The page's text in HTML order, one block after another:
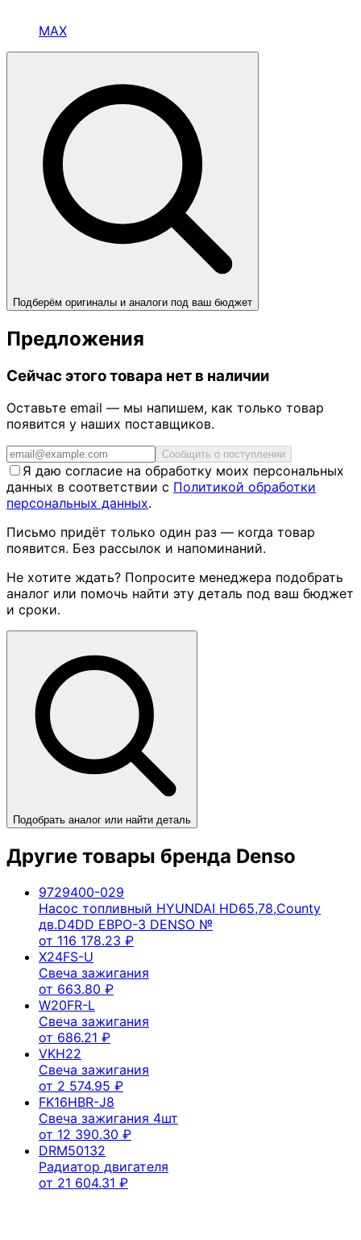
MAX
Подберём оригиналы и аналоги под ваш бюджет
Предложения
Сейчас этого товара нет в наличии
Оставьте email — мы напишем, как только товар
появится у наших поставщиков.
Сообщить о поступлении
Я даю согласие на обработку моих персональных
данных в соответствии с Политикой обработки
персональных данных.
Письмо придёт только один раз — когда товар
появится. Без рассылок и напоминаний.
Не хотите ждать? Попросите менеджера подобрать
аналог или помочь найти эту деталь под ваш бюджет
и сроки.
Подобрать аналог или найти деталь
Другие товары бренда Denso
9729400-029
Насос топливный HYUNDAI HD65,78,County
дв.D4DD ЕВРО-3 DENSO №
от 116 178.23 ₽
X24FS-U
Свеча зажигания
от 663.80 ₽
W20FR-L
Свеча зажигания
от 686.21 ₽
VKH22
Свеча зажигания
от 2 574.95 ₽
FK16HBR-J8
Свеча зажигания 4шт
от 12 390.30 ₽
DRM50132
Радиатор двигателя
от 21 604.31 ₽